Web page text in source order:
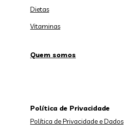
Dietas
Vitaminas
Quem somos
Política de Privacidade
Política de Privacidade e Dados